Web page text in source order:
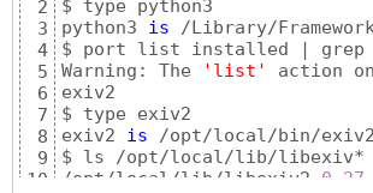
2
3
4
5
6
7
8
9
10
$ type python3
python3 is /Library/
$ port list installed | grep
Warning: The
'list'
action
exiv2
$ type exiv2
exiv2 is /opt/local/bin/exiv2
$ ls /opt/local/lib/libexiv*
/opt/local/lib/libexiv2. 0.27